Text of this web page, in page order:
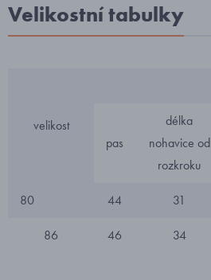
Velikostní tabulky
velikost
pas
délka
nohavice od
rozkroku
80 44 31
86 46 34